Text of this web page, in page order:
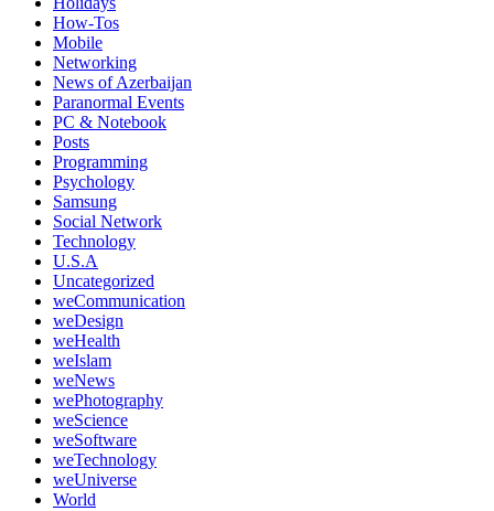
How-Tos
Mobile
Networking
News of Azerbaijan
Paranormal Events
PC & Notebook
Posts
Programming
Psychology
Samsung
Social Network
Technology
U.S.A
Uncategorized
weCommunication
weDesign
weHealth
weIslam
weNews
wePhotography
weScience
weSoftware
weTechnology
weUniverse
World